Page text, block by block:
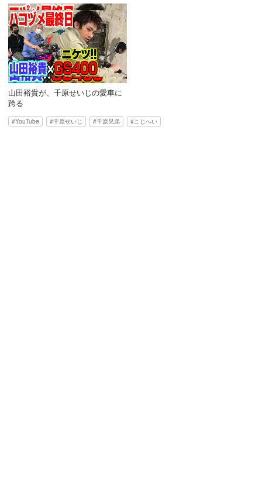
山田裕貴が、千原せいじの愛車に
跨る
YouTube 千原せいじ 千原兄弟 こじへい